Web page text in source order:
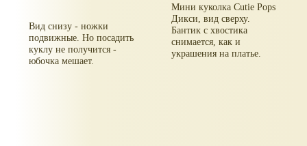
Вид снизу - ножки
подвижные. Но посадить
куклу не получится -
юбочка мешает.
Мини куколка Cutie Pops
Дикси, вид сверху.
Бантик с хвостика
снимается, как и
украшения на платье.